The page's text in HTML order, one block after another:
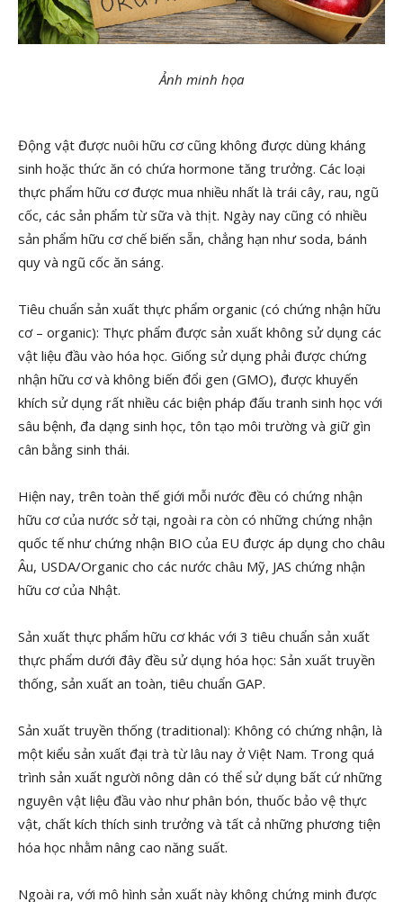
Ảnh minh họa
Động vật được nuôi hữu cơ cũng không được dùng kháng
sinh hoặc thức ăn có chứa hormone tăng trưởng. Các loại
thực phẩm hữu cơ được mua nhiều nhất là trái cây, rau, ngũ
cốc, các sản phẩm từ sữa và thịt. Ngày nay cũng có nhiều
sản phẩm hữu cơ chế biến sẵn, chẳng hạn như soda, bánh
quy và ngũ cốc ăn sáng.
Tiêu chuẩn sản xuất thực phẩm organic (có chứng nhận hữu
cơ – organic): Thực phẩm được sản xuất không sử dụng các
vật liệu đầu vào hóa học. Giống sử dụng phải được chứng
nhận hữu cơ và không biến đổi gen (GMO), được khuyến
khích sử dụng rất nhiều các biện pháp đấu tranh sinh học với
sâu bệnh, đa dạng sinh học, tôn tạo môi trường và giữ gìn
cân bằng sinh thái.
Hiện nay, trên toàn thế giới mỗi nước đều có chứng nhận
hữu cơ của nước sở tại, ngoài ra còn có những chứng nhận
quốc tế như chứng nhận BIO của EU được áp dụng cho châu
Âu, USDA/Organic cho các nước châu Mỹ, JAS chứng nhận
hữu cơ của Nhật.
Sản xuất thực phẩm hữu cơ khác với 3 tiêu chuẩn sản xuất
thực phẩm dưới đây đều sử dụng hóa học: Sản xuất truyền
thống, sản xuất an toàn, tiêu chuẩn GAP.
Sản xuất truyền thống (traditional): Không có chứng nhận, là
một kiểu sản xuất đại trà từ lâu nay ở Việt Nam. Trong quá
trình sản xuất người nông dân có thể sử dụng bất cứ những
nguyên vật liệu đầu vào như phân bón, thuốc bảo vệ thực
vật, chất kích thích sinh trưởng và tất cả những phương tiện
hóa học nhằm nâng cao năng suất.
Ngoài ra, với mô hình sản xuất này không chứng minh được